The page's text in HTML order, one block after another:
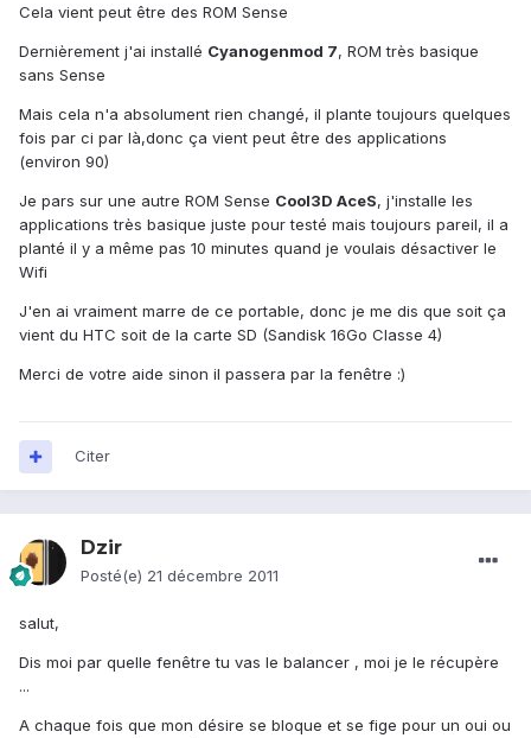
Cela vient peut être des ROM Sense
Dernièrement j'ai installé Cyanogenmod 7, ROM très basique
sans Sense
Mais cela n'a absolument rien changé, il plante toujours quelques
fois par ci par là,donc ça vient peut être des applications
(environ 90)
Je pars sur une autre ROM Sense Cool3D AceS, j'installe les
applications très basique juste pour testé mais toujours pareil, il a
planté il y a même pas 10 minutes quand je voulais désactiver le
Wifi
J'en ai vraiment marre de ce portable, donc je me dis que soit ça
vient du HTC soit de la carte SD (Sandisk 16Go Classe 4)
Merci de votre aide sinon il passera par la fenêtre :)
Citer
Dzir
Posté(e) 21 décembre 2011
salut,
Dis moi par quelle fenêtre tu vas le balancer , moi je le récupère
...
A chaque fois que mon désire se bloque et se fige pour un oui ou